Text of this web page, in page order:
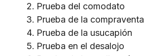
Prueba del comodato
Prueba de la compraventa
Prueba de la usucapión
Prueba en el desalojo